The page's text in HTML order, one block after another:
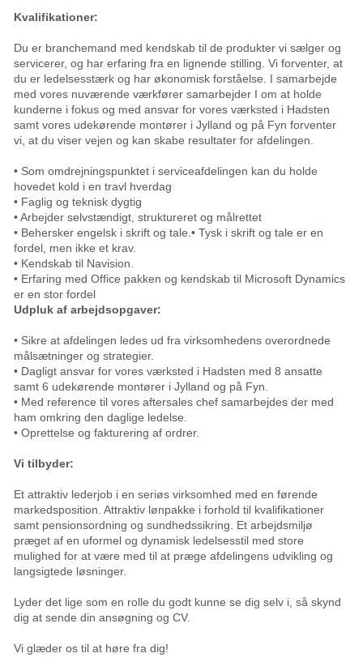
Kvalifikationer:
Du er branchemand med kendskab til de produkter vi sælger og
servicerer, og har erfaring fra en lignende stilling. Vi forventer, at
du er ledelsesstærk og har økonomisk forståelse. I samarbejde
med vores nuværende værkfører samarbejder I om at holde
kunderne i fokus og med ansvar for vores værksted i Hadsten
samt vores udekørende montører i Jylland og på Fyn forventer
vi, at du viser vejen og kan skabe resultater for afdelingen.
• Som omdrejningspunktet i serviceafdelingen kan du holde
hovedet kold i en travl hverdag
• Faglig og teknisk dygtig
• Arbejder selvstændigt, struktureret og målrettet
• Behersker engelsk i skrift og tale.• Tysk i skrift og tale er en
fordel, men ikke et krav.
• Kendskab til Navision.
• Erfaring med Office pakken og kendskab til Microsoft Dynamics
er en stor fordel
Udpluk af arbejdsopgaver:
• Sikre at afdelingen ledes ud fra virksomhedens overordnede
målsætninger og strategier.
• Dagligt ansvar for vores værksted i Hadsten med 8 ansatte
samt 6 udekørende montører i Jylland og på Fyn.
• Med reference til vores aftersales chef samarbejdes der med
ham omkring den daglige ledelse.
• Oprettelse og fakturering af ordrer.
Vi tilbyder:
Et attraktiv lederjob i en seriøs virksomhed med en førende
markedsposition. Attraktiv lønpakke i forhold til kvalifikationer
samt pensionsordning og sundhedssikring. Et arbejdsmiljø
præget af en uformel og dynamisk ledelsesstil med store
mulighed for at være med til at præge afdelingens udvikling og
langsigtede løsninger.
Lyder det lige som en rolle du godt kunne se dig selv i, så skynd
dig at sende din ansøgning og CV.
Vi glæder os til at høre fra dig!